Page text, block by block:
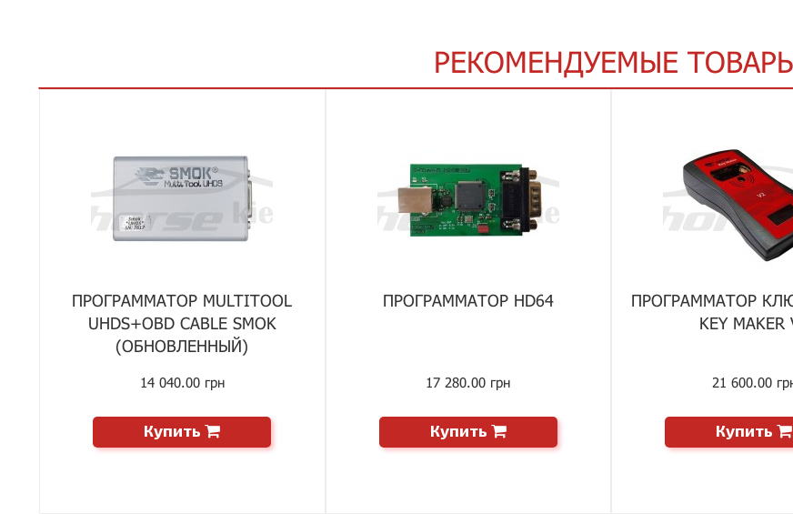
РЕКОМЕНДУЕМЫЕ
ПРОГРАММАТОР MULTITOOL
UHDS+OBD CABLE SMOK
(ОБНОВЛЕННЫЙ)
14 040.00 грн
Купить
ПРОГРАММАТОР HD64
17 280.00 грн
Купить
ПРОГРАММАТОР
KEY MAKER
21 600.00
Купить